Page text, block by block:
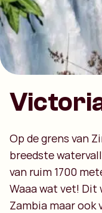
Op de grens van
breedste
van ruim 1700
Waaa wat vet!
Zambia maar ook